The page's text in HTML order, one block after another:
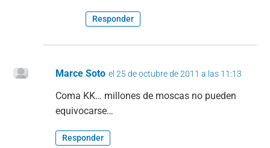
Responder
Marce Soto el 25 de octubre de 2011 a las 11:13
Coma KK… millones de moscas no pueden
equivocarse…
Responder